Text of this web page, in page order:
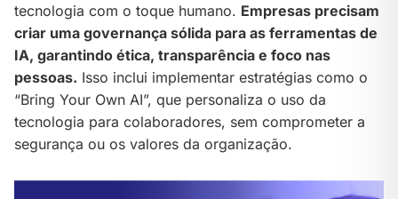
tecnologia com o toque humano. Empresas precisam
criar uma governança sólida para as ferramentas de
IA, garantindo ética, transparência e foco nas
pessoas. Isso inclui implementar estratégias como o
“Bring Your Own AI”, que personaliza o uso da
tecnologia para colaboradores, sem comprometer a
segurança ou os valores da organização.